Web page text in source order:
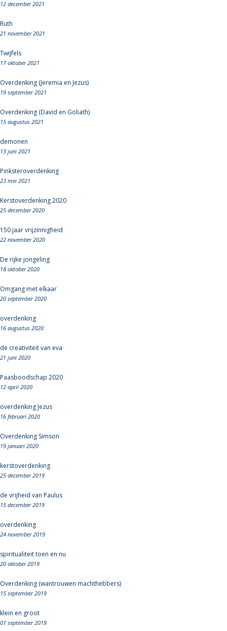
12 december 2021
Ruth
21 november 2021
Twijfels
17 oktober 2021
Overdenking (Jeremia en Jezus)
19 september 2021
Overdenking (David en Goliath)
15 augustus 2021
demonen
13 juni 2021
Pinksteroverdenking
23 mei 2021
Kerstoverdenking 2020
25 december 2020
150 jaar vrijzinnigheid
22 november 2020
De rijke jongeling
18 oktober 2020
Omgang met elkaar
20 september 2020
overdenking
16 augustus 2020
de creativiteit van eva
21 juni 2020
Paasboodschap 2020
12 april 2020
overdenking Jezus
16 februari 2020
Overdenking Simson
19 januari 2020
kerstoverdenking
25 december 2019
de vrijheid van Paulus
15 december 2019
overdenking
24 november 2019
spiritualiteit toen en nu
20 oktober 2019
Overdenking (wantrouwen machthebbers)
15 september 2019
klein en groot
01 september 2019